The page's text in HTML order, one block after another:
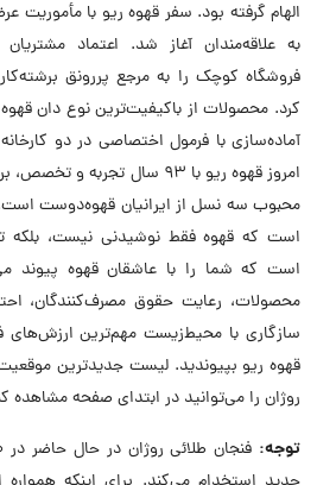
الهام گرفته بود. سفر قهوه ریو با مأموریت
به علاقه‌مندان آغاز شد. اعتماد
فروشگاه کوچک را به مرجع پررونق
کرد. محصولات از باکیفیت‌ترین نوع دان قهوه
آماده‌سازی با فرمول اختصاصی در دو
امروز قهوه ریو با ۹۳ سال
محبوب سه نسل از ایرانیان قهوه‌دوست است.
است که قهوه فقط نوشیدنی نیست، بلکه
است که شما را با عاشقان قهوه پیوند
محصولات، رعایت حقوق مصرف‌کنندگان،
سازگاری با محیط‌زیست مهم‌ترین ارزش‌های
قهوه ریو بپیوندید. لیست جدیدترین
روژان را می‌توانید در ابتدای صفحه مشاهده
توجه: